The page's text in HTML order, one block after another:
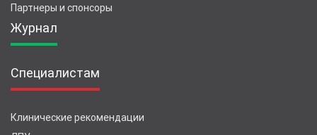
Партнеры и спонсоры
Журнал
Специалистам
Клинические рекомендации